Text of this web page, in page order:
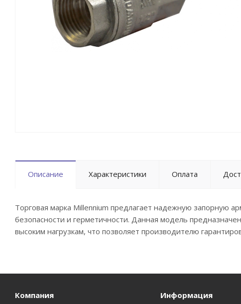
Описание Характеристики Оплата
Торговая марка Millennium предлагает надежную запорную
безопасности и герметичности. Данная модель
высоким нагрузкам, что позволяет производителю
Компания Информация